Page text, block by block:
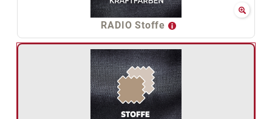
RADIO Stoffe